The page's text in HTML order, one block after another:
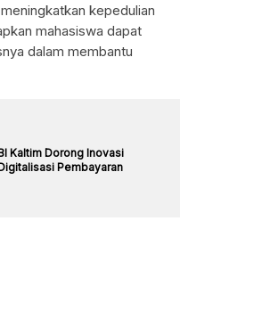
kepedulian
mahasiswa dapat
dalam membantu
Kaltim Dorong Inovasi
Pembayaran